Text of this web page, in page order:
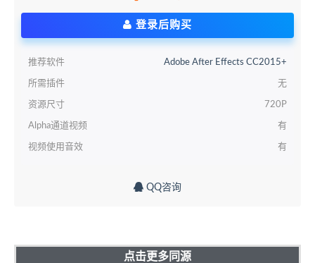
登录后购买
推荐软件 Adobe After Effects CC2015+
所需插件 无
资源尺寸 720P
Alpha通道视频 有
视频使用音效 有
QQ咨询
点击更多同源